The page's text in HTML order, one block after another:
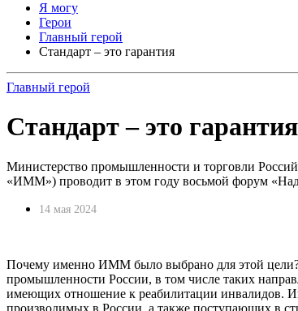
Я могу
Герои
Главный герой
Стандарт – это гарантия
Главный герой
Стандарт – это гарантия
Министерство промышленности и торговли
«ИММ») проводит в этом году восьмой форум
14 мая 2024
Почему именно ИММ было выбрано для этой цели?
промышленности России, в том числе таких
имеющих отношение к реабилитации инвалидов.
производимых в России, а также поступающих в